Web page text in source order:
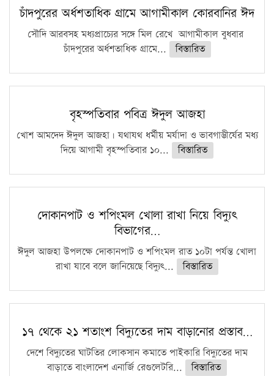
চাঁদপুরের অর্ধশতাধিক গ্রামে আগামীকাল কোরবানির ঈদ
সৌদি আরবসহ মধ্যপ্রাচ্যের সঙ্গে মিল রেখে আগামীকাল বুধবার
চাঁদপুরের অর্ধশতাধিক গ্রামে...
বিস্তারিত
বৃহস্পতিবার পবিত্র ঈদুল আজহা
খোশ আমদেদ ঈদুল আজহা। যথাযথ ধর্মীয় মর্যাদা ও ভাবগাম্ভীর্যের মধ্য
দিয়ে আগামী বৃহস্পতিবার ১০...
বিস্তারিত
দোকানপাট ও শপিংমল খোলা রাখা নিয়ে বিদ্যুৎ
বিভাগের…
ঈদুল আজহা উপলক্ষে দোকানপাট ও শপিংমল রাত ১০টা পর্যন্ত খোলা
রাখা যাবে বলে জানিয়েছে বিদ্যুৎ...
বিস্তারিত
১৭ থেকে ২১ শতাংশ বিদ্যুতের দাম বাড়ানোর প্রস্তাব…
দেশে বিদ্যুতের ঘাটতির লোকসান কমাতে পাইকারি বিদ্যুতের দাম
বাড়াতে বাংলাদেশ এনার্জি রেগুলেটরি...
বিস্তারিত